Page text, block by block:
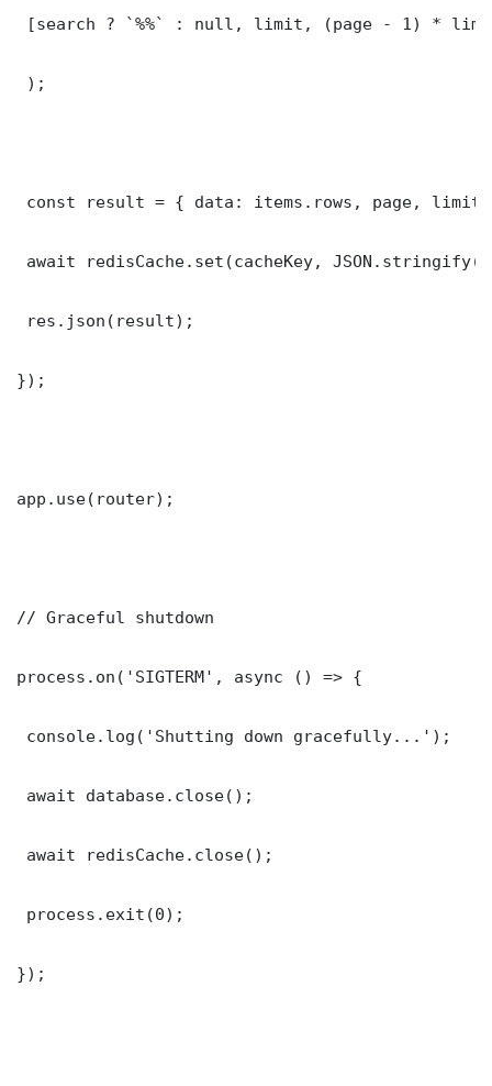
[search ? `%%` : null, limit, (page - 1) *
);
const result = { data: items.rows, page,
await redisCache.set(cacheKey,
res.json(result);
});
app.use(router);
// Graceful shutdown
process.on('SIGTERM', async () => {
console.log('Shutting down gracefully...');
await database.close();
await redisCache.close();
process.exit(0);
});